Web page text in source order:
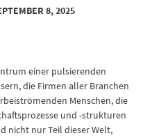
8, 2025
einer pulsierenden
die Firmen aller Branchen
Menschen, die
und -strukturen
nicht nur Teil dieser Welt,